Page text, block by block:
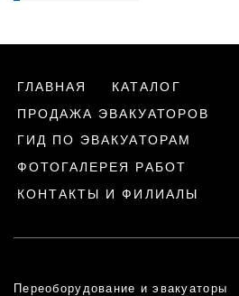
ГЛАВНАЯ
КАТАЛОГ
ПРОДАЖА ЭВАКУАТОРОВ
ГИД ПО ЭВАКУАТОРАМ
ФОТОГАЛЕРЕЯ РАБОТ
КОНТАКТЫ И ФИЛИАЛЫ
Переоборудование и эвакуаторы